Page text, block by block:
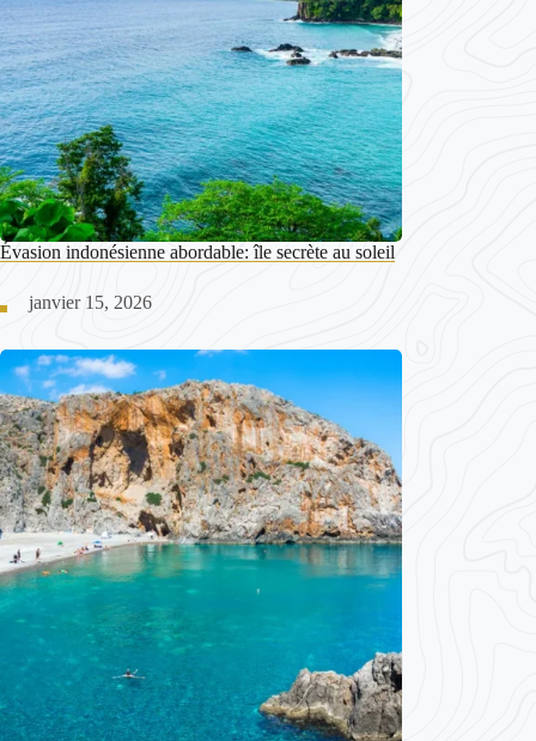
Évasion indonésienne abordable: île secrète au soleil
janvier 15, 2026